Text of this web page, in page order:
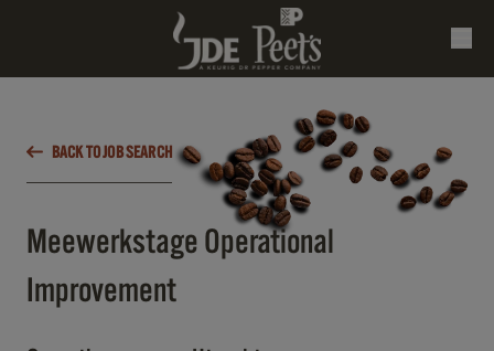
BACK TO JOB SEARCH
Meewerkstage Operational
Improvement